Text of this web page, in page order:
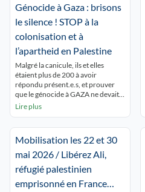
Génocide à Gaza : brisons
le silence ! STOP à la
colonisation et à
l’apartheid en Palestine
Malgré la canicule, ils et elles
étaient plus de 200 à avoir
répondu présent.e.s, et prouver
que le génocide à GAZA ne devait
pas être oublié ! Ils et elles
voulaient aussi dénoncer de
Enfin, ils se sont montré solidaires
des militants réprimés pour leur
soutien au peuple […]
Lire plus
Mobilisation les 22 et 30
mai 2026 / Libérez Ali,
réfugié palestinien
emprisonné en France